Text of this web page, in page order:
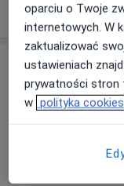
Adres
oparciu o Twoje
internetowych. W
zaktualizować
ustawieniach
prywatności stron
w polityka cookies